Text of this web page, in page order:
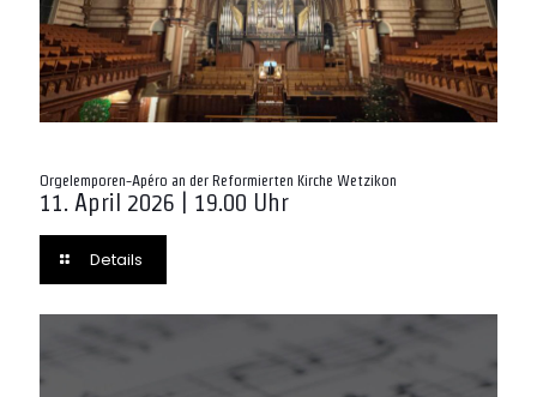
Orgelemporen-Apéro an der Reformierten Kirche Wetzikon
11. April 2026 | 19.00 Uhr
Details